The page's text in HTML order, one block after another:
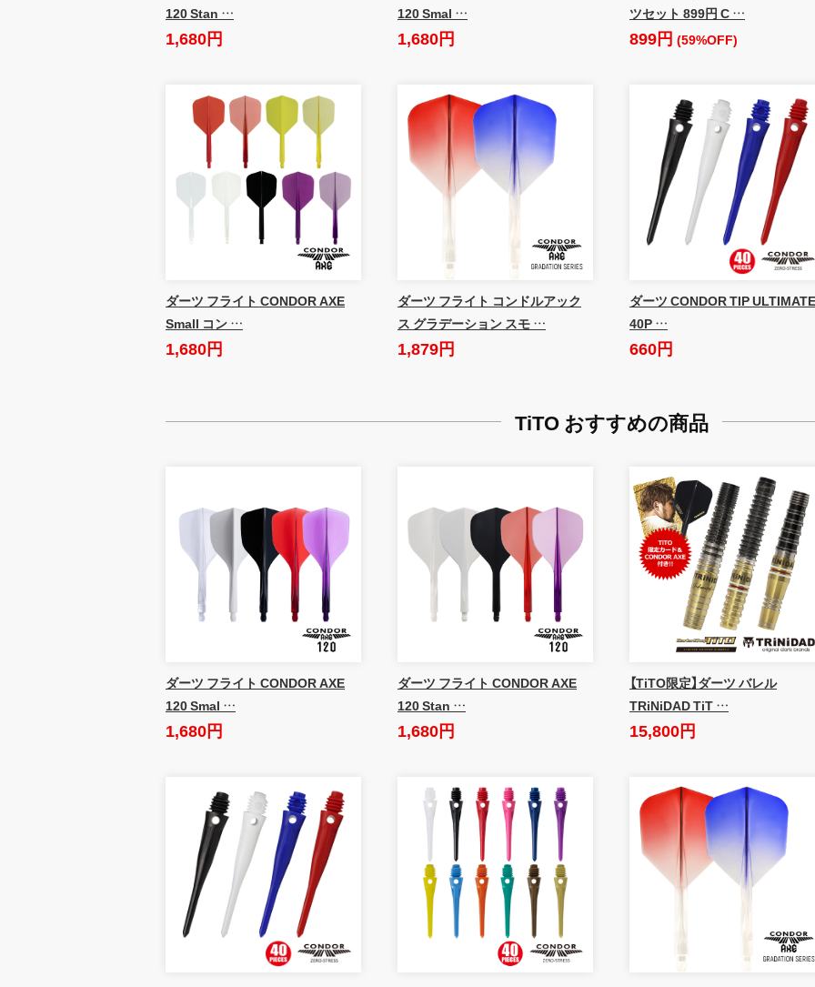
120 Stan …
1,680円
120 Smal …
1,680円
ツセット 899円 C …
899円 (59%OFF)
ダーツ フライト CONDOR AXE
Small コン …
1,680円
ダーツ フライト コンドルアック
ス グラデーション スモ …
1,879円
ダーツ CONDOR TIP ULTIMATE
40P …
660円
TiTO おすすめの商品
ダーツ フライト CONDOR AXE
120 Smal …
1,680円
ダーツ フライト CONDOR AXE
120 Stan …
1,680円
【TiTO限定】ダーツ バレル
TRiNiDAD TiT …
15,800円